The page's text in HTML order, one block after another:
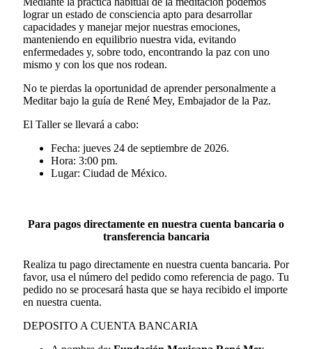
lograr un estado de consciencia apto para desarrollar
capacidades y manejar mejor nuestras emociones,
manteniendo en equilibrio nuestra vida, evitando
enfermedades y, sobre todo, encontrando la paz con uno
mismo y con los que nos rodean.
No te pierdas la oportunidad de aprender personalmente a
Meditar bajo la guía de René Mey, Embajador de la Paz.
El Taller se llevará a cabo:
Fecha: jueves 24 de septiembre de 2026.
Hora: 3:00 pm.
Lugar: Ciudad de México.
Para pagos directamente en nuestra cuenta bancaria o
transferencia bancaria
Realiza tu pago directamente en nuestra cuenta bancaria. Por
favor, usa el número del pedido como referencia de pago. Tu
pedido no se procesará hasta que se haya recibido el importe
en nuestra cuenta.
DEPOSITO A CUENTA BANCARIA